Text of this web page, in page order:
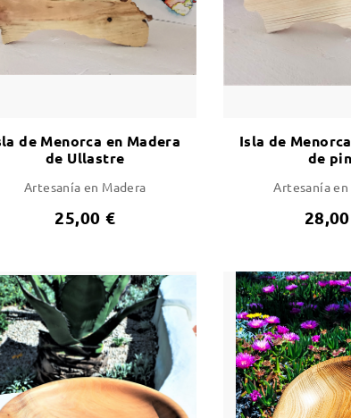
de Menorca en Madera
de Ullastre
Artesanía en Madera
25,00 €
Isla de
de
Artesanía en